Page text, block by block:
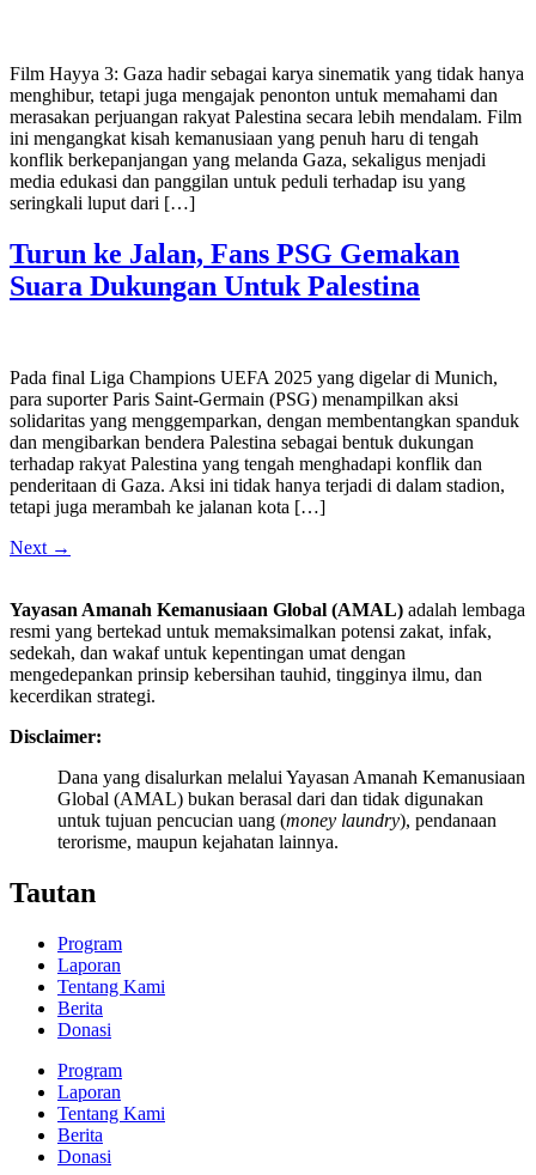
Film Hayya 3: Gaza hadir sebagai karya sinematik yang tidak hanya
menghibur, tetapi juga mengajak penonton untuk memahami dan
merasakan perjuangan rakyat Palestina secara lebih mendalam. Film
ini mengangkat kisah kemanusiaan yang penuh haru di tengah
konflik berkepanjangan yang melanda Gaza, sekaligus menjadi
media edukasi dan panggilan untuk peduli terhadap isu yang
seringkali luput dari […]
Turun ke Jalan, Fans PSG Gemakan
Suara Dukungan Untuk Palestina
Pada final Liga Champions UEFA 2025 yang digelar di Munich,
para suporter Paris Saint-Germain (PSG) menampilkan aksi
solidaritas yang menggemparkan, dengan membentangkan spanduk
dan mengibarkan bendera Palestina sebagai bentuk dukungan
terhadap rakyat Palestina yang tengah menghadapi konflik dan
penderitaan di Gaza. Aksi ini tidak hanya terjadi di dalam stadion,
tetapi juga merambah ke jalanan kota […]
Next →
Yayasan Amanah Kemanusiaan Global (AMAL) adalah lembaga
resmi yang bertekad untuk memaksimalkan potensi zakat, infak,
sedekah, dan wakaf untuk kepentingan umat dengan
mengedepankan prinsip kebersihan tauhid, tingginya ilmu, dan
kecerdikan strategi.
Disclaimer:
Dana yang disalurkan melalui Yayasan Amanah Kemanusiaan
Global (AMAL) bukan berasal dari dan tidak digunakan
untuk tujuan pencucian uang (money laundry), pendanaan
terorisme, maupun kejahatan lainnya.
Tautan
Program
Laporan
Tentang Kami
Berita
Donasi
Program
Laporan
Tentang Kami
Berita
Donasi